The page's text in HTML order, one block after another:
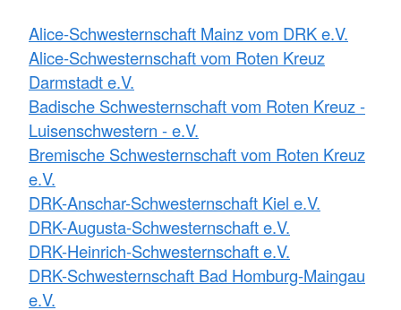
Alice-Schwesternschaft Mainz vom DRK e.V.
Alice-Schwesternschaft vom Roten Kreuz
Darmstadt e.V.
Badische Schwesternschaft vom Roten Kreuz -
Luisenschwestern - e.V.
Bremische Schwesternschaft vom Roten Kreuz
e.V.
DRK-Anschar-Schwesternschaft Kiel e.V.
DRK-Augusta-Schwesternschaft e.V.
DRK-Heinrich-Schwesternschaft e.V.
DRK-Schwesternschaft Bad Homburg-Maingau
e.V.